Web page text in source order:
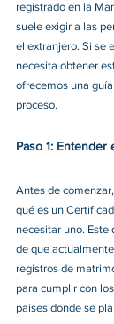
registrado en la
suele exigir a las
el extranjero. Si se
necesita obtener
ofrecemos una
proceso.
Paso 1: Entender
Antes de
qué es un
necesitar uno. Este
de que
registros de
para cumplir con
países donde se